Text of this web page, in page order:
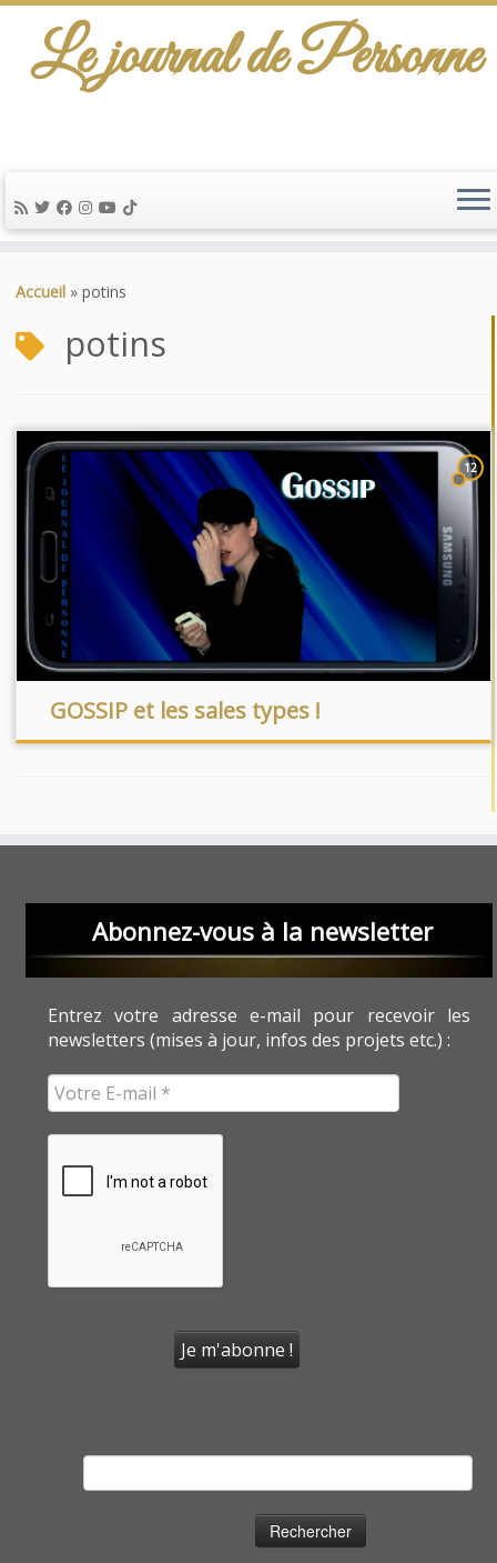
au
Le journal de Personne
Accueil » potins
potins
12
GOSSIP et les sales types !
Abonnez-vous à la newsletter
Entrez votre adresse e-mail pour recevoir les
newsletters (mises à jour, infos des projets etc.) :